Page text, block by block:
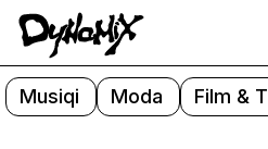
Skip
to
content
Musiqi Moda Film &